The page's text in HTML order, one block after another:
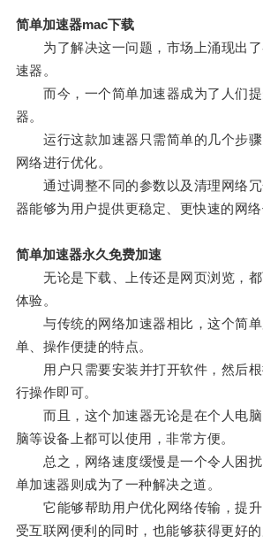
简单加速器mac下载
为了解决这一问题，市场上涌现出了
速器。
而今，一个简单加速器成为了人们提
器。
运行这款加速器只需简单的几个步骤
网络进行优化。
通过调整不同的参数以及清理网络冗
器能够为用户提供更稳定、更快速的网络
简单加速器永久免费加速
无论是下载、上传还是网页浏览，都
体验。
与传统的网络加速器相比，这个简单
单、操作便捷的特点。
用户只需要安装并打开软件，然后根
行操作即可。
而且，这个加速器无论是在个人电脑
脑等设备上都可以使用，非常方便。
总之，网络速度缓慢是一个令人困扰
单加速器则成为了一种解决之道。
它能够帮助用户优化网络传输，提升
受互联网便利的同时，也能够获得更好的